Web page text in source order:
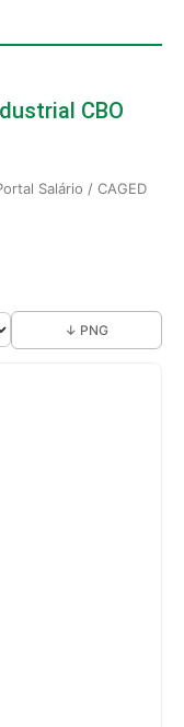
CBO
Salário / CAGED
↓ PNG